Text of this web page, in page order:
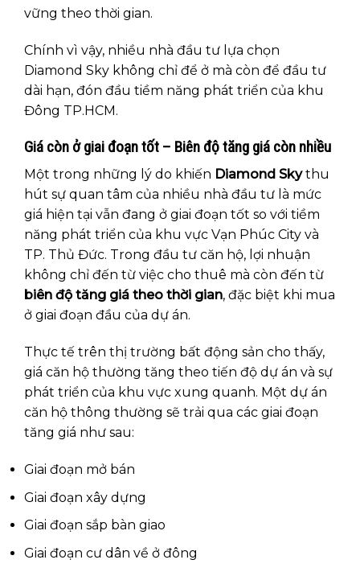
vững theo thời gian.
Chính vì vậy, nhiều nhà đầu tư lựa chọn
Diamond Sky không chỉ để ở mà còn để đầu tư
dài hạn, đón đầu tiềm năng phát triển của khu
Đông TP.HCM.
Giá còn ở giai đoạn tốt – Biên độ tăng giá còn nhiều
Một trong những lý do khiến Diamond Skythu
hút sự quan tâm của nhiều nhà đầu tư là mức
giá hiện tại vẫn đang ở giai đoạn tốt so với tiềm
năng phát triển của khu vực Vạn Phúc City và
TP. Thủ Đức. Trong đầu tư căn hộ, lợi nhuận
không chỉ đến từ việc cho thuê mà còn đến từ
biên độ tăng giá theo thời gian, đặc biệt khi mua
ở giai đoạn đầu của dự án.
Thực tế trên thị trường bất động sản cho thấy,
giá căn hộ thường tăng theo tiến độ dự án và sự
phát triển của khu vực xung quanh. Một dự án
căn hộ thông thường sẽ trải qua các giai đoạn
tăng giá như sau:
Giai đoạn mở bán
Giai đoạn xây dựng
Giai đoạn sắp bàn giao
Giai đoạn cư dân về ở đông